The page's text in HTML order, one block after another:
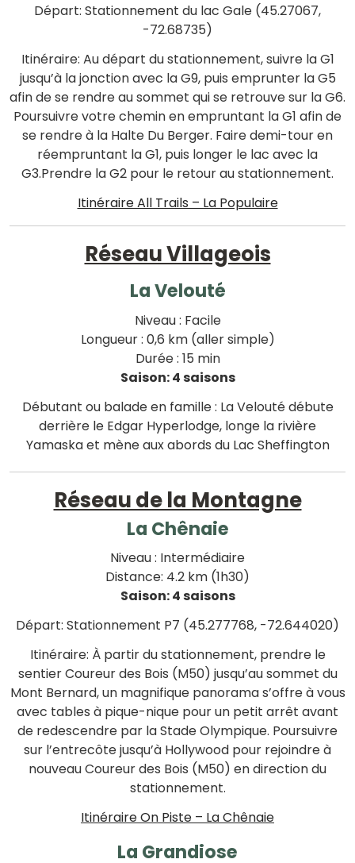
Départ: Stationnement du lac Gale (45.27067,
-72.68735)
Itinéraire: Au départ du stationnement, suivre la G1
jusqu’à la jonction avec la G9, puis emprunter la G5
afin de se rendre au sommet qui se retrouve sur la G6.
Poursuivre votre chemin en empruntant la G1 afin de
se rendre à la Halte Du Berger. Faire demi-tour en
réempruntant la G1, puis longer le lac avec la
G3.Prendre la G2 pour le retour au stationnement.
Itinéraire All Trails – La Populaire
Réseau Villageois
La Velouté
Niveau : Facile
Longueur : 0,6 km (aller simple)
Durée : 15 min
Saison: 4 saisons
Débutant ou balade en famille : La Velouté débute
derrière le Edgar Hyperlodge, longe la rivière
Yamaska et mène aux abords du Lac Sheffington
Réseau de la Montagne
La Chênaie
Niveau : Intermédiaire
Distance: 4.2 km (1h30)
Saison: 4 saisons
Départ: Stationnement P7 (45.277768, -72.644020)
Itinéraire: À partir du stationnement, prendre le
sentier Coureur des Bois (M50) jusqu’au sommet du
Mont Bernard, un magnifique panorama s’offre à vous
avec tables à pique-nique pour un petit arrêt avant
de redescendre par la Stade Olympique. Poursuivre
sur l’entrecôte jusqu’à Hollywood pour rejoindre à
nouveau Coureur des Bois (M50) en direction du
stationnement.
Itinéraire On Piste – La Chênaie
La Grandiose